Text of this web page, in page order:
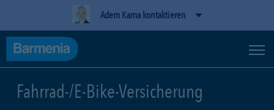
Adem Kama kontaktieren
Fahrrad-/E-Bike-Versicherung